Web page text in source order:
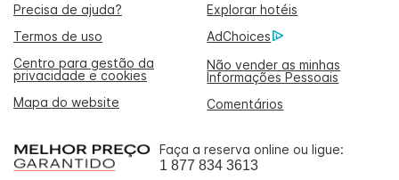
Precisa de ajuda?
Explorar hotéis
Termos de uso
AdChoices
Centro para gestão da
privacidade e cookies
Não vender as minhas
Informações Pessoais
Mapa do website
Comentários
Faça a reserva online ou ligue:
1 877 834 3613